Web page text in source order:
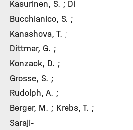
Kasurinen, S. ; Di
Bucchianico, S. ;
Kanashova, T. ;
Dittmar, G. ;
Konzack, D. ;
Grosse, S. ;
Rudolph, A. ;
Berger, M. ; Krebs, T. ;
Saraji-